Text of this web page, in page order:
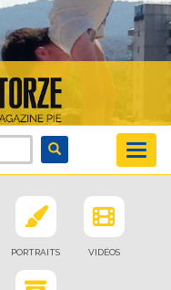
PORTRAITS VIDÉOS